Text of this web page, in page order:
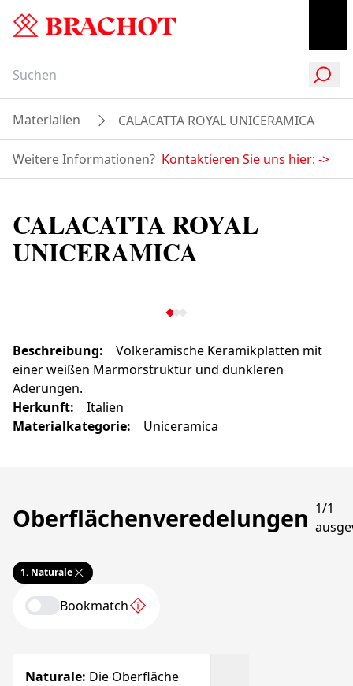
Materialien CALACATTA ROYAL UNICERAMICA
Weitere Informationen? Kontaktieren Sie uns hier: ->
CALACATTA ROYAL
UNICERAMICA
Beschreibung:
Volkeramische Keramikplatten mit
einer weißen Marmorstruktur und dunkleren
Aderungen.
Herkunft:
Italien
Materialkategorie: Uniceramica
Oberflächenveredelungen 1/1
1. Naturale
Bookmatch
Naturale: Die Oberfläche